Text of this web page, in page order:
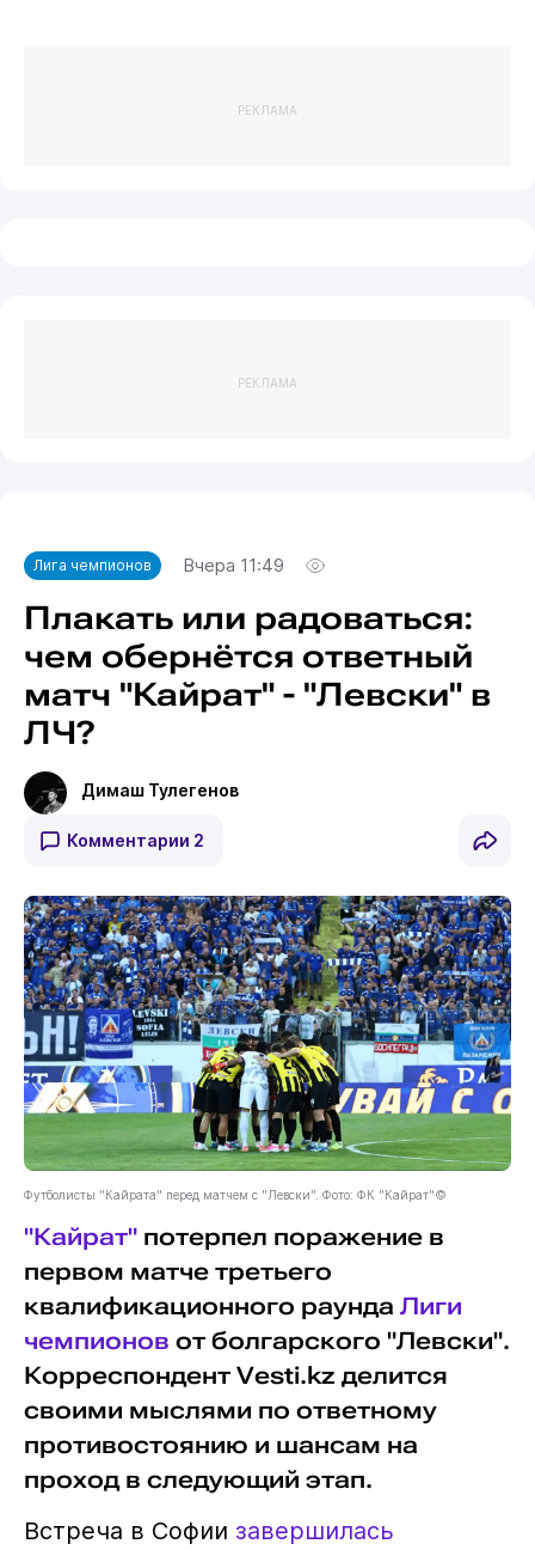
РЕКЛАМА
РЕКЛАМА
Лига чемпионов Вчера 11:49
Плакать или радоваться:
чем обернётся ответный
матч "Кайрат" - "Левски" в
ЛЧ?
Димаш Тулегенов
Комментарии 2
Футболисты "Кайрата" перед матчем с "Левски". Фото: ФК "Кайрат"©
"Кайрат"потерпел поражение в
первом матче третьего
квалификационного раунда Лиги
чемпионов от болгарского "Левски".
Корреспондент Vesti.kz делится
своими мыслями по ответному
противостоянию и шансам на
проход в следующий этап.
Встреча в Софии завершилась